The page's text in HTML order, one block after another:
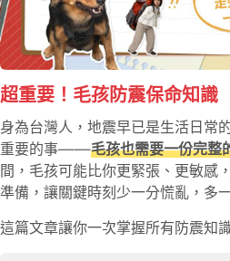
超重要！毛孩防震保命知識
身為台灣人，地震早已是生活日常
重要的事——毛孩也需要一份完整
間，毛孩可能比你更緊張、更敏感
準備，讓關鍵時刻少一分慌亂，多
這篇文章讓你一次掌握所有防震知